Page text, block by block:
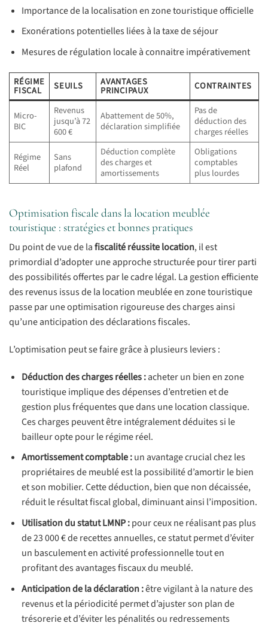
Importance de la localisation en zone touristique officielle
Exonérations potentielles liées à la taxe de séjour
Mesures de régulation locale à connaitre impérativement
RÉGIME
FISCAL SEUILS AVANTAGES
PRINCIPAUX CONTRAINTES
Micro-
BIC
Revenus
jusqu’à 72
600 €
Abattement de 50%,
déclaration simplifiée
Pas de
déduction des
charges réelles
Régime
Réel
Sans
plafond
Déduction complète
des charges et
amortissements
Obligations
comptables
plus lourdes
Optimisation fiscale dans la location meublée
touristique : stratégies et bonnes pratiques
Du point de vue de lafiscalité réussite location, il est
primordial d’adopter une approche structurée pour tirer parti
des possibilités offertes par le cadre légal. La gestion efficiente
des revenus issus de la location meublée en zone touristique
passe par une optimisation rigoureuse des charges ainsi
qu’une anticipation des déclarations fiscales.
L’optimisation peut se faire grâce à plusieurs leviers :
Déduction des charges réelles :acheter un bien en zone
touristique implique des dépenses d’entretien et de
gestion plus fréquentes que dans une location classique.
Ces charges peuvent être intégralement déduites si le
bailleur opte pour le régime réel.
Amortissement comptable :un avantage crucial chez les
propriétaires de meublé est la possibilité d’amortir le bien
et son mobilier. Cette déduction, bien que non décaissée,
réduit le résultat fiscal global, diminuant ainsi l’imposition.
Utilisation du statut LMNP :pour ceux ne réalisant pas plus
de 23 000 € de recettes annuelles, ce statut permet d’éviter
un basculement en activité professionnelle tout en
profitant des avantages fiscaux du meublé.
Anticipation de la déclaration :être vigilant à la nature des
revenus et la périodicité permet d’ajuster son plan de
trésorerie et d’éviter les pénalités ou redressements